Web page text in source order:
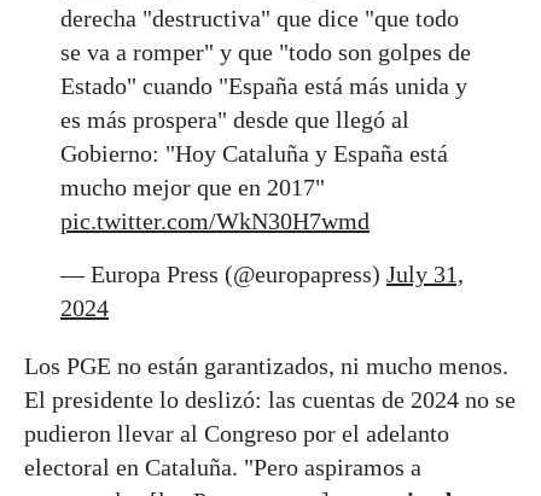
derecha "destructiva" que dice "que todo
se va a romper" y que "todo son golpes de
Estado" cuando "España está más unida y
es más prospera" desde que llegó al
Gobierno: "Hoy Cataluña y España está
mucho mejor que en 2017"
pic.twitter.com/WkN30H7wmd
— Europa Press (@europapress) July 31,
2024
Los PGE no están garantizados, ni mucho menos.
El presidente lo deslizó: las cuentas de 2024 no se
pudieron llevar al Congreso por el adelanto
electoral en Cataluña. "Pero aspiramos a